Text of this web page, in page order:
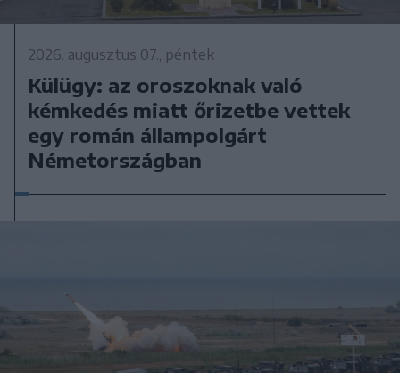
2026. augusztus 07., péntek
Külügy: az oroszoknak való
kémkedés miatt őrizetbe vettek
egy román állampolgárt
Németországban